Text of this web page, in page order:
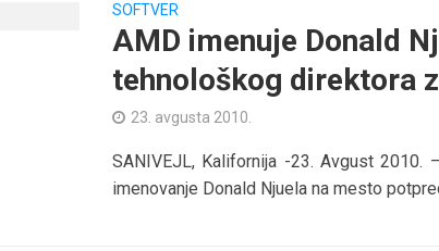
SOFTVER
AMD imenuje Donald
tehnološkog direktora
23. avgusta 2010.
SANIVEJL, Kalifornija -23. Avgust 2010.
imenovanje Donald Njuela na mesto